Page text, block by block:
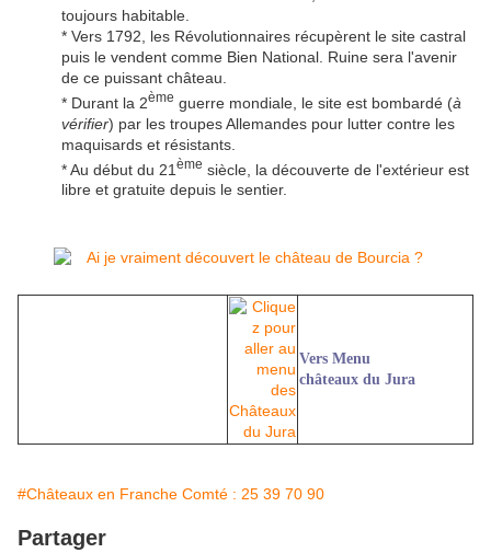
toujours habitable.
* Vers 1792, les Révolutionnaires récupèrent le site castral
puis le vendent comme Bien National. Ruine sera l'avenir
de ce puissant château.
* Durant la 2ème guerre mondiale, le site est bombardé (à
vérifier) par les troupes Allemandes pour lutter contre les
maquisards et résistants.
* Au début du 21 ème siècle, la découverte de l'extérieur est
libre et gratuite depuis le sentier.
Vers Menu
châteaux du Jura
#Châteaux en Franche Comté : 25 39 70 90
Partager